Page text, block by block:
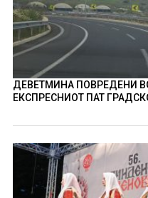
ДЕВЕТМИНА ПОВРЕДЕНИ
ЕКСПРЕСНИОТ ПАТ